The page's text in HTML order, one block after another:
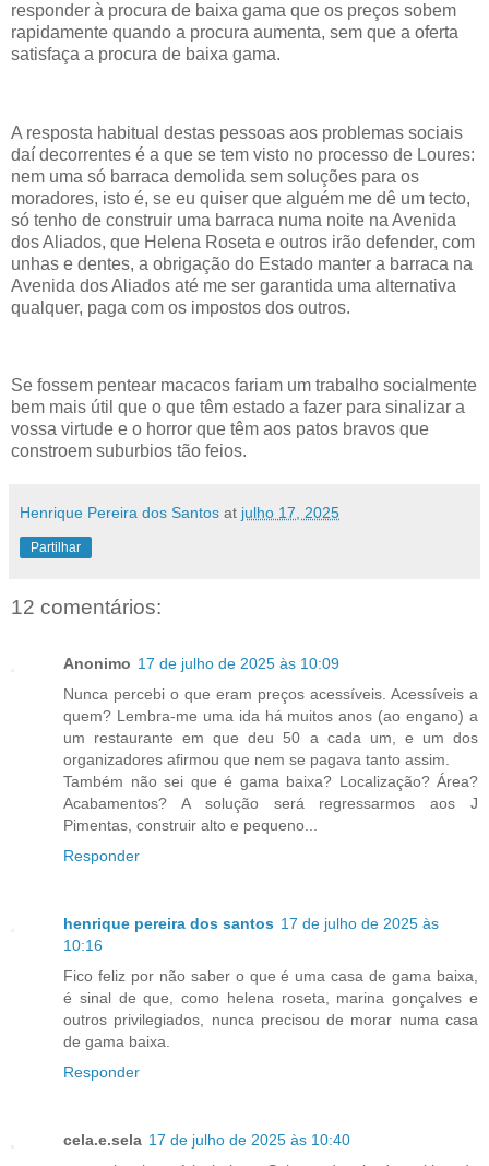
responder à procura de baixa gama que os preços sobem
rapidamente quando a procura aumenta, sem que a oferta
satisfaça a procura de baixa gama.
A resposta habitual destas pessoas aos problemas sociais
daí decorrentes é a que se tem visto no processo de Loures:
nem uma só barraca demolida sem soluções para os
moradores, isto é, se eu quiser que alguém me dê um tecto,
só tenho de construir uma barraca numa noite na Avenida
dos Aliados, que Helena Roseta e outros irão defender, com
unhas e dentes, a obrigação do Estado manter a barraca na
Avenida dos Aliados até me ser garantida uma alternativa
qualquer, paga com os impostos dos outros.
Se fossem pentear macacos fariam um trabalho socialmente
bem mais útil que o que têm estado a fazer para sinalizar a
vossa virtude e o horror que têm aos patos bravos que
constroem suburbios tão feios.
Henrique Pereira dos Santos at julho 17, 2025
Partilhar
12 comentários:
Anonimo 17 de julho de 2025 às 10:09
Nunca percebi o que eram preços acessíveis. Acessíveis a
quem? Lembra-me uma ida há muitos anos (ao engano) a
um restaurante em que deu 50 a cada um, e um dos
organizadores afirmou que nem se pagava tanto assim.
Também não sei que é gama baixa? Localização? Área?
Acabamentos? A solução será regressarmos aos J
Pimentas, construir alto e pequeno...
Responder
henrique pereira dos santos 17 de julho de 2025 às
10:16
Fico feliz por não saber o que é uma casa de gama baixa,
é sinal de que, como helena roseta, marina gonçalves e
outros privilegiados, nunca precisou de morar numa casa
de gama baixa.
Responder
cela.e.sela 17 de julho de 2025 às 10:40